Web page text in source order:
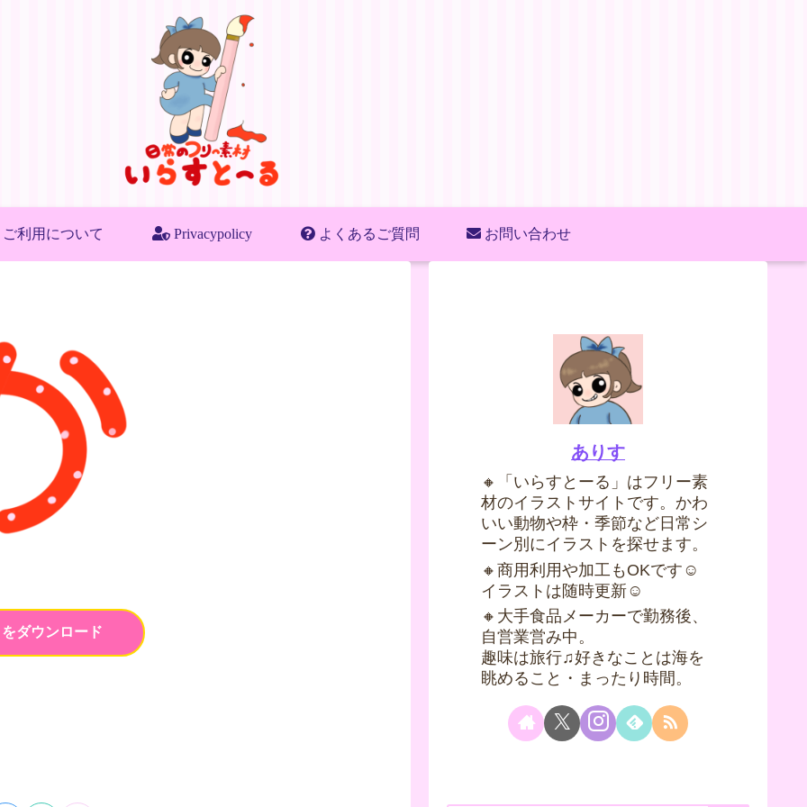
ご利用について Privacypolicy よくあるご質問 お問い合わせ
ダウンロード
ありす
🔸「いらすとーる」はフリー素
材のイラストサイトです。かわ
いい動物や枠・季節など日常シ
ーン別にイラストを探せます。
🔸商用利用や加工もOKです☺
イラストは随時更新☺
🔸大手食品メーカーで勤務後、
自営業営み中。
趣味は旅行♫好きなことは海を
眺めること・まったり時間。